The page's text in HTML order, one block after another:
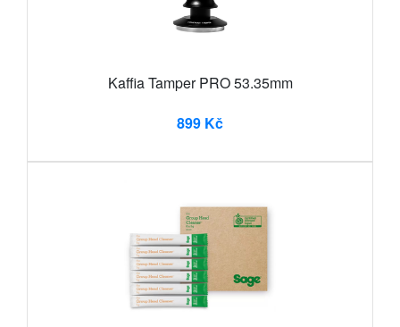
Kaffia Tamper PRO 53.35mm
899 Kč